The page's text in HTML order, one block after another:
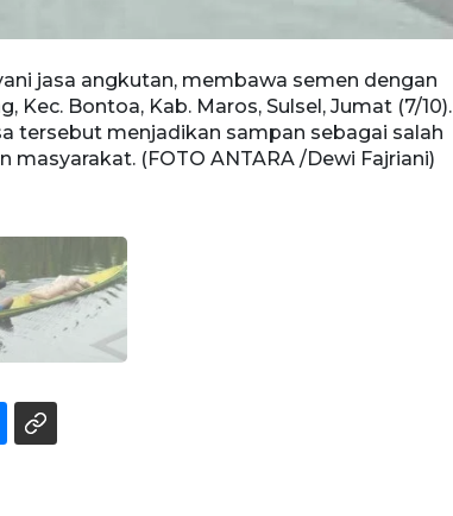
jasa angkutan, membawa semen dengan
Kec. Bontoa, Kab. Maros, Sulsel, Jumat (7/10).
tersebut menjadikan sampan sebagai salah
(FOTO ANTARA /Dewi Fajriani)